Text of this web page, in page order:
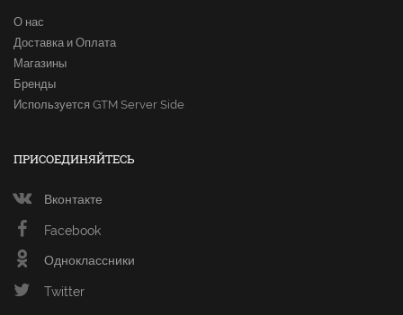
О нас
Доставка и Оплата
Магазины
Бренды
Используется GTM Server Side
ПРИСОЕДИНЯЙТЕСЬ
Вконтакте
Facebook
Одноклассники
Twitter